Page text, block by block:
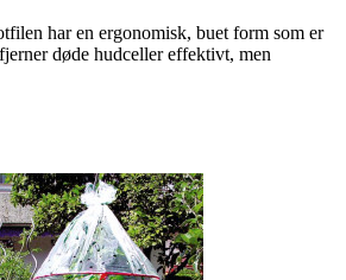
har en ergonomisk, buet form som er
døde hud­celler effektivt, men